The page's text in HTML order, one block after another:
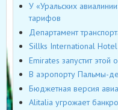
У «Уральских
тарифов
Департамент
Sillks International Hotel
Emirates запустит этой
В аэропорту Пальмы-
Бюджетная версия
Alitalia угрожает